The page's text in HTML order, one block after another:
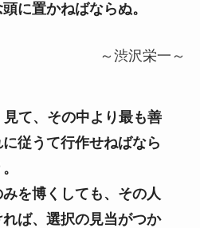
に置かねばならぬ。
～渋沢栄一～
て、その中より最も善
従うて行作せねばなら
を博くしても、その人
ば、選択の見当がつか